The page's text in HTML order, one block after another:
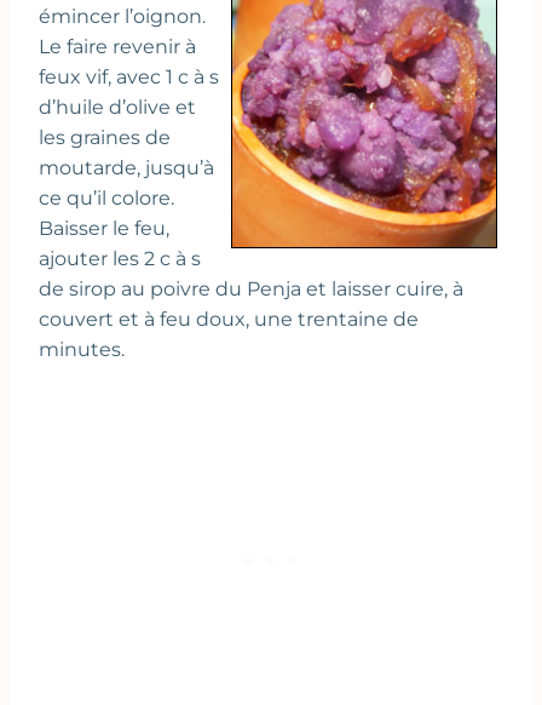
émincer l’oignon.
Le faire revenir à
feux vif, avec 1 c à s
d’huile d’olive et
les graines de
moutarde, jusqu’à
ce qu’il colore.
Baisser le feu,
ajouter les 2 c à s
de sirop au poivre du Penja et laisser cuire, à
couvert et à feu doux, une trentaine de
minutes.